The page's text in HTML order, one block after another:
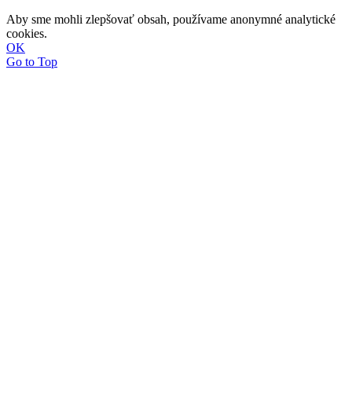
Aby sme mohli zlepšovať obsah, používame anonymné analytické
cookies.
OK
Go to Top